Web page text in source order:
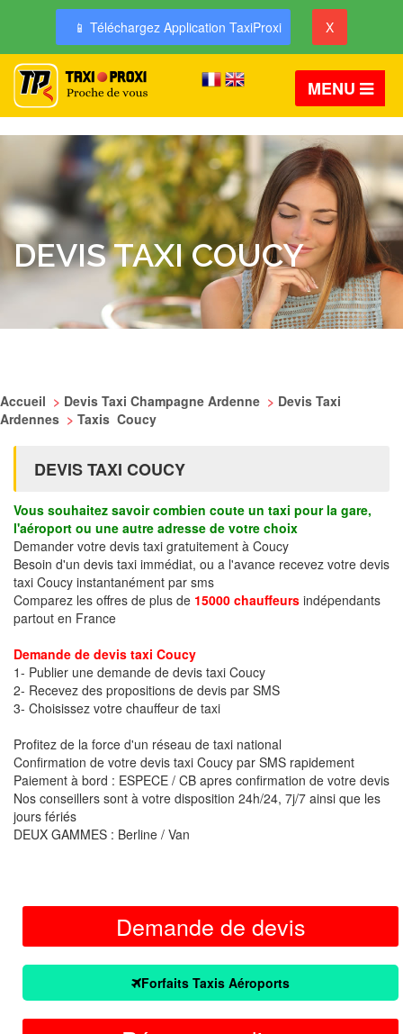
📱 Téléchargez Application TaxiProxi X
MENU
DEVIS TAXI COUCY
Accueil > Devis Taxi Champagne Ardenne > Devis Taxi
Ardennes > Taxis Coucy
DEVIS TAXI COUCY
Vous souhaitez savoir combien coute un taxi pour la gare,
l'aéroport ou une autre adresse de votre choix
Demander votre devis taxi gratuitement à Coucy
Besoin d'un devis taxi immédiat, ou a l'avance recevez votre devis
taxi Coucy instantanément par sms
Comparez les offres de plus de 15000 chauffeurs indépendants
partout en France
Demande de devis taxi Coucy
1- Publier une demande de devis taxi Coucy
2- Recevez des propositions de devis par SMS
3- Choisissez votre chauffeur de taxi
Profitez de la force d'un réseau de taxi national
Confirmation de votre devis taxi Coucy par SMS rapidement
Paiement à bord : ESPECE / CB apres confirmation de votre devis
Nos conseillers sont à votre disposition 24h/24, 7j/7 ainsi que les
jours fériés
DEUX GAMMES : Berline / Van
Demande de devis
Forfaits Taxis Aéroports